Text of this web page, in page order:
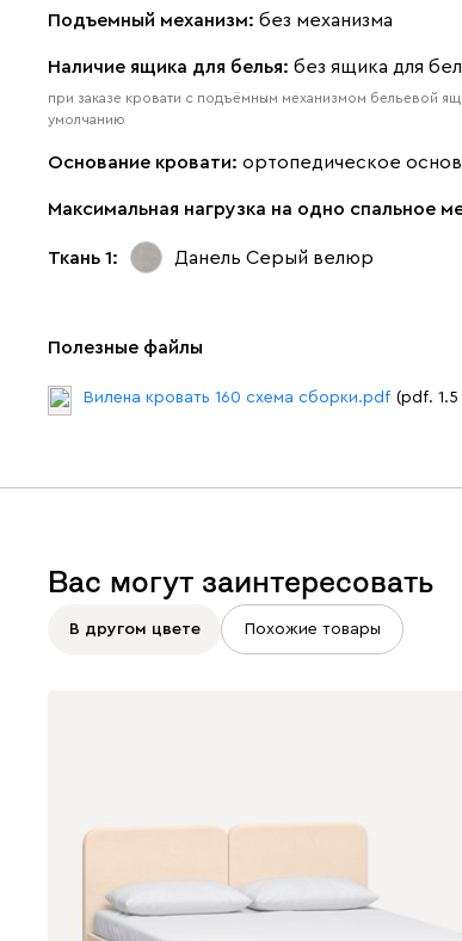
Подъемный механизм: без механизма
Наличие ящика для белья: без ящика для
при заказе кровати с подъёмным механизмом бельевой
умолчанию
Основание кровати: ортопедическое
Максимальная нагрузка на одно спальное
Ткань 1: Данель Серый велюр
Полезные файлы
Вилена кровать 160 схема сборки.pdf (pdf.
Вас могут заинтересовать
В другом цвете Похожие товары